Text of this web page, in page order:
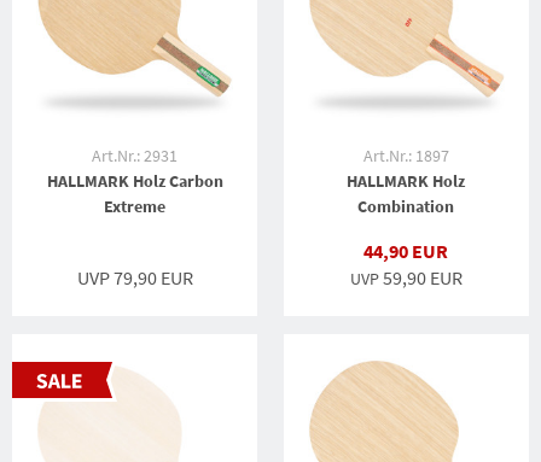
Art.Nr.: 2931
HALLMARK Holz Carbon
Extreme
UVP 79,90 EUR
Art.Nr.: 1897
HALLMARK Holz
Combination
44,90 EUR
UVP59,90 EUR